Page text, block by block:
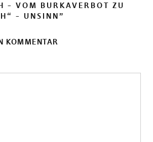
– VOM BURKAVERBOT ZU
– UNSINN”
KOMMENTAR